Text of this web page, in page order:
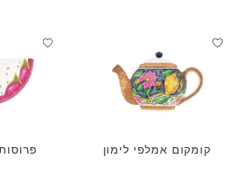
קומקום אמלפי לימון